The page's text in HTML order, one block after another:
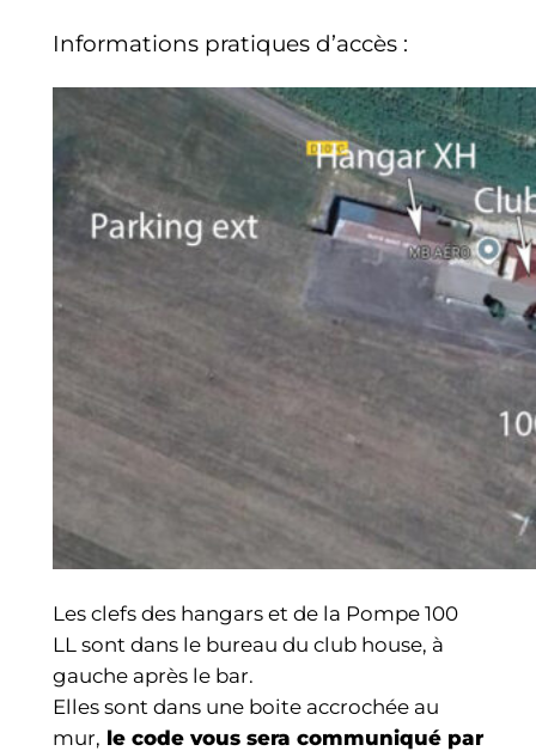
Informations pratiques d’accès :
Les clefs des hangars et de la Pompe 100
LL sont dans le bureau du club house, à
gauche après le bar.
Elles sont dans une boite accrochée au
mur, le code vous sera communiqué par